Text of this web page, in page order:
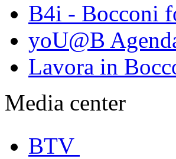
B4i - Bocconi
yoU@B
Lavora in
Media center
BTV